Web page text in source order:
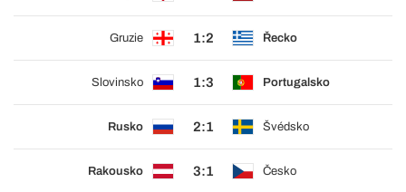
Gruzie 1:2 Řecko
Slovinsko 1:3 Portugalsko
Rusko 2:1 Švédsko
Rakousko 3:1 Česko